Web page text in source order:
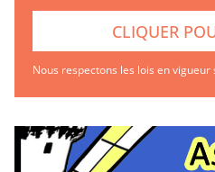
Nous respectons les lois en vigueur